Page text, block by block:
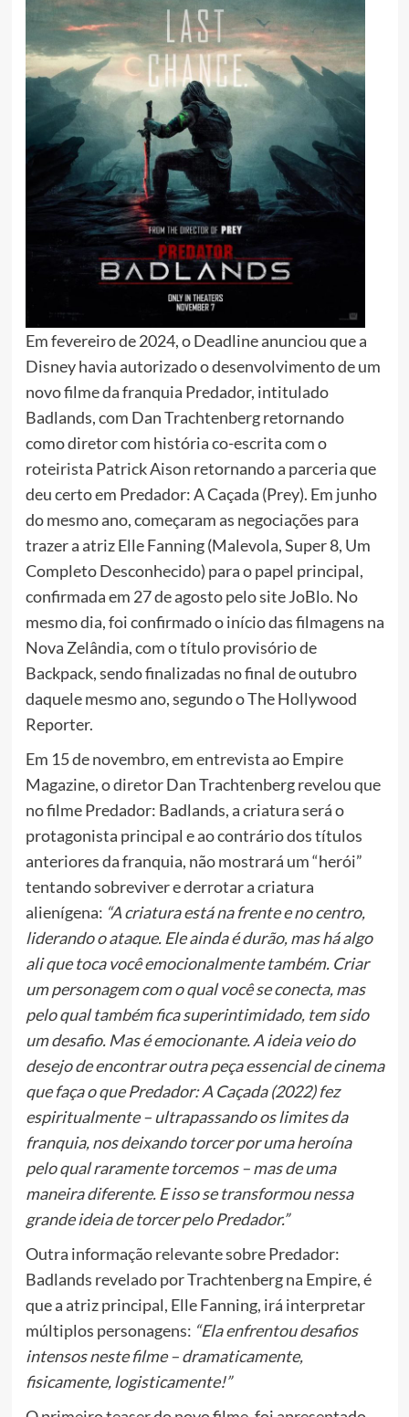
Em fevereiro de 2024, o Deadline anunciou que a
Disney havia autorizado o desenvolvimento de um
novo filme da franquia Predador, intitulado
Badlands, com Dan Trachtenberg retornando
como diretor com história co-escrita com o
roteirista Patrick Aison retornando a parceria que
deu certo em Predador: A Caçada (Prey). Em junho
do mesmo ano, começaram as negociações para
trazer a atriz Elle Fanning (Malevola, Super 8, Um
Completo Desconhecido) para o papel principal,
confirmada em 27 de agosto pelo site JoBlo. No
mesmo dia, foi confirmado o início das filmagens na
Nova Zelândia, com o título provisório de
Backpack, sendo finalizadas no final de outubro
daquele mesmo ano, segundo o The Hollywood
Reporter.
Em 15 de novembro, em entrevista ao Empire
Magazine, o diretor Dan Trachtenberg revelou que
no filme Predador: Badlands, a criatura será o
protagonista principal e ao contrário dos títulos
anteriores da franquia, não mostrará um “herói”
tentando sobreviver e derrotar a criatura
alienígena: “A criatura está na frente e no centro,
liderando o ataque. Ele ainda é durão, mas há algo
ali que toca você emocionalmente também. Criar
um personagem com o qual você se conecta, mas
pelo qual também fica superintimidado, tem sido
um desafio. Mas é emocionante. A ideia veio do
desejo de encontrar outra peça essencial de cinema
que faça o que Predador: A Caçada (2022) fez
espiritualmente – ultrapassando os limites da
franquia, nos deixando torcer por uma heroína
pelo qual raramente torcemos – mas de uma
maneira diferente. E isso se transformou nessa
grande ideia de torcer pelo Predador.”
Outra informação relevante sobre Predador:
Badlands revelado por Trachtenberg na Empire, é
que a atriz principal, Elle Fanning, irá interpretar
múltiplos personagens: “Ela enfrentou desafios
intensos neste filme – dramaticamente,
fisicamente, logisticamente!”